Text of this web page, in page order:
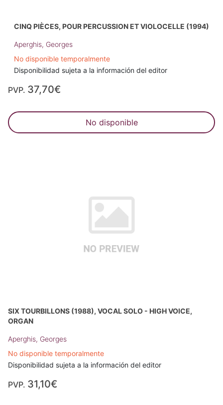
CINQ PIÈCES, POUR PERCUSSION ET VIOLOCELLE (1994)
Aperghis, Georges
No disponible temporalmente
Disponibilidad sujeta a la información del editor
PVP. 37,70€
No disponible
SIX TOURBILLONS (1988), VOCAL SOLO - HIGH VOICE,
ORGAN
Aperghis, Georges
No disponible temporalmente
Disponibilidad sujeta a la información del editor
PVP. 31,10€